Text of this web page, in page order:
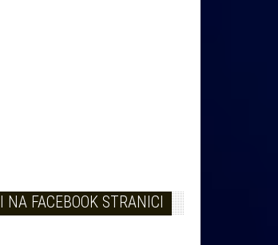
NA FACEBOOK STRANICI